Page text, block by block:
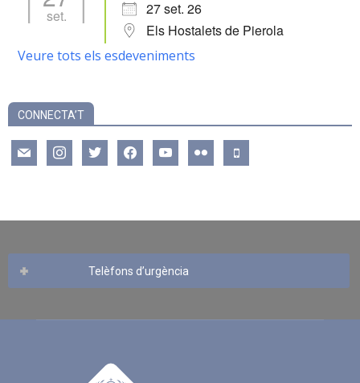
set.
27 set. 26
Els Hostalets de Pierola
Veure tots els esdeveniments
CONNECTA’T
mail instagramtwitter facebookyoutube flickr mobile
Telèfons d’urgència